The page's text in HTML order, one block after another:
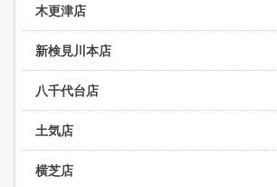
木更津店
新検見川本店
八千代台店
土気店
横芝店